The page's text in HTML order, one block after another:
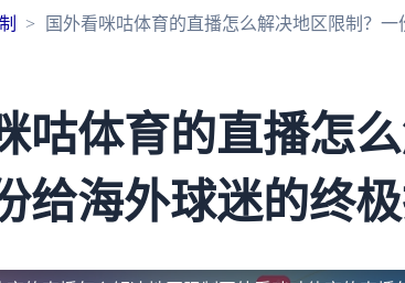
国外看咪咕体育的直播怎么解决地区限制？
咕体育的直播怎
给海外球迷的终